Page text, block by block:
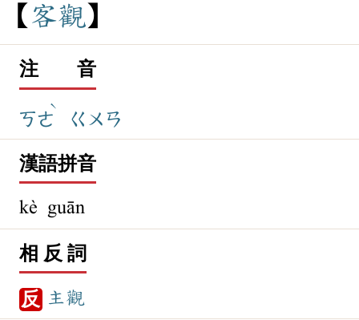
客觀
注 音
ㄎㄜ
ˋ
ㄍㄨㄢ
漢語拼音
kè guān
相 反 詞
反 主觀